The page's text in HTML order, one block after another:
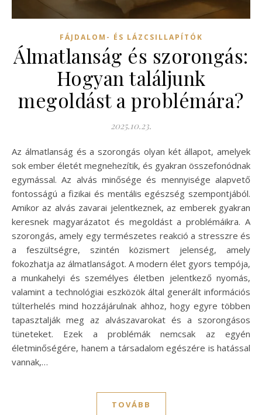
FÁJDALOM- ÉS LÁZCSILLAPÍTÓK
Álmatlanság és szorongás:
Hogyan találjunk
megoldást a problémára?
2025.10.23.
Az álmatlanság és a szorongás olyan két állapot, amelyek
sok ember életét megnehezítik, és gyakran összefonódnak
egymással. Az alvás minősége és mennyisége alapvető
fontosságú a fizikai és mentális egészség szempontjából.
Amikor az alvás zavarai jelentkeznek, az emberek gyakran
keresnek magyarázatot és megoldást a problémáikra. A
szorongás, amely egy természetes reakció a stresszre és
a feszültségre, szintén közismert jelenség, amely
fokozhatja az álmatlanságot. A modern élet gyors tempója,
a munkahelyi és személyes életben jelentkező nyomás,
valamint a technológiai eszközök által generált információs
túlterhelés mind hozzájárulnak ahhoz, hogy egyre többen
tapasztalják meg az alvászavarokat és a szorongásos
tüneteket. Ezek a problémák nemcsak az egyén
életminőségére, hanem a társadalom egészére is hatással
vannak,…
TOVÁBB